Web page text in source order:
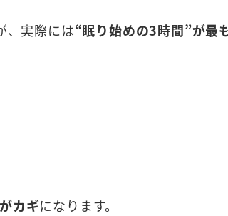
、実際には“眠り始めの3時間”が最
カギになります。